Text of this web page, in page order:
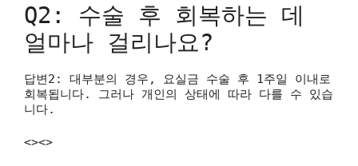
Q2: 수술 후 회복하는 데
얼마나 걸리나요?
답변2: 대부분의 경우, 요실금 수술 후 1주일 이내로
회복됩니다. 그러나 개인의 상태에 따라 다를 수 있습
니다.
<><>